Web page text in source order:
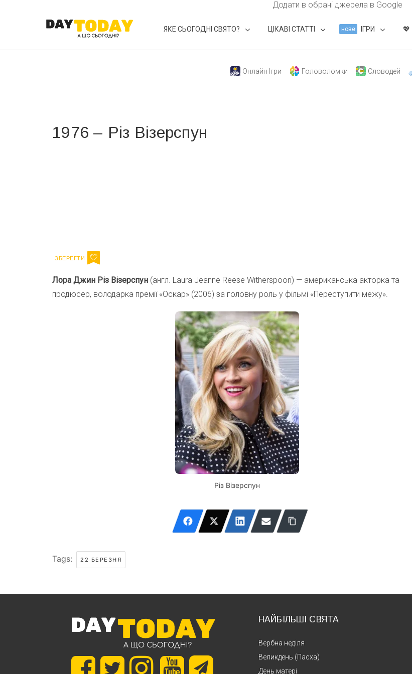
Додати в обрані джерела в Google
ЯКЕ СЬОГОДНІ СВЯТО? ЦІКАВІ СТАТТІ нове ІГРИ
Онлайн Ігри Головоломки Словодей
1976 – Різ Візерспун
Лора Джин Різ Візерспун (англ. Laura Jeanne Reese Witherspoon) — американська акторка та
продюсер, володарка премії «Оскар» (2006) за головну роль у фільмі «Переступити межу».
Різ Візерспун
Tags: 22 БЕРЕЗНЯ
НАЙБІЛЬШІ СВЯТА
Вербна неділя
Великдень (Пасха)
День матері